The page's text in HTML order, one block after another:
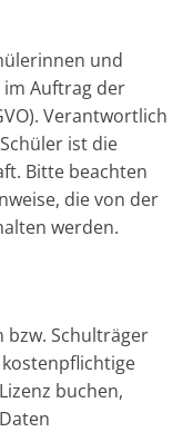
und
Auftrag der
Verantwortlich
ist die
Bitte beachten
die von der
werden.
bzw. Schulträger
buchen,